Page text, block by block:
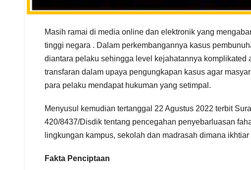
Masih ramai di media online dan elektronik yang
tinggi negara . Dalam perkembangannya kasus
diantara pelaku sehingga level kejahatannya komplikated
transfaran dalam upaya pengungkapan kasus agar
para pelaku mendapat hukuman yang setimpal.
Menyusul kemudian tertanggal 22 Agustus 2022 terbit
420/8437/Disdik tentang pencegahan penyebarluasan
lingkungan kampus, sekolah dan madrasah dimana
Fakta Penciptaan